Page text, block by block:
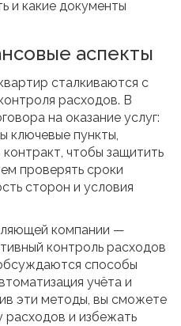
и какие документы
аспекты
сталкиваются с
расходов. В
на оказание услуг:
ключевые пункты,
чтобы защитить
проверять сроки
сторон и условия
компании —
контроль расходов
способы
учёта и
эти методы, вы сможете
расходов и избежать